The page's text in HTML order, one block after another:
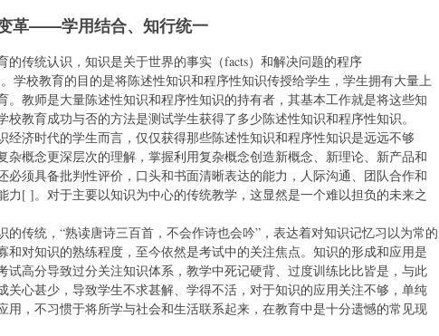
革——学用结合、知行统一
的传统认识，知识是关于世界的事实（facts）和解决问题的程序
。学校教育的目的是将陈述性知识和程序性知识传授给学生，学生拥有大量上
。教师是大量陈述性知识和程序性知识的持有者，其基本工作就是将这些知
校教育成功与否的方法是测试学生获得了多少陈述性知识和程序性知识。
经济时代的学生而言，仅仅获得那些陈述性知识和程序性知识是远远不够
杂概念更深层次的理解，掌握利用复杂概念创造新概念、新理论、新产品和
必须具备批判性评价，口头和书面清晰表达的能力，人际沟通、团队合作和
力[ ]。对于主要以知识为中心的传统教学，这显然是一个难以担负的未来之
的传统，“熟读唐诗三百首，不会作诗也会吟”，表达着对知识记忆习以为常的
和对知识的熟练程度，至今依然是考试中的关注焦点。知识的形成和应用是
试高分导致过分关注知识体系，教学中死记硬背、过度训练比比皆是，与此
关心甚少，导致学生不求甚解、学得不活，对于知识的应用关注不够，单纯
用，不习惯于将所学与社会和生活联系起来，在教育中是十分遗憾的常见现